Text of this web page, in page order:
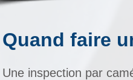
Quand faire
Une inspection par